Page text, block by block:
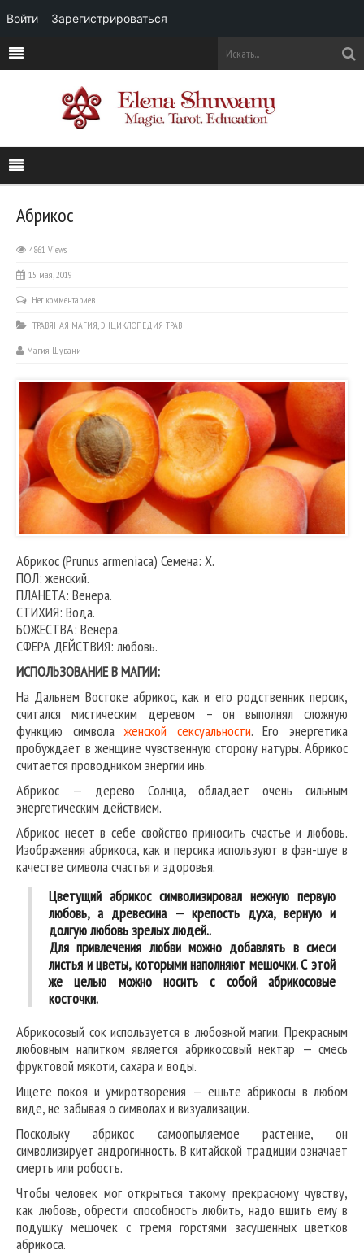
Абрикос
4861 Views
15 мая, 2019
Нет комментариев
ТРАВЯНАЯ МАГИЯ,ЭНЦИКЛОПЕДИЯ ТРАВ
Магия Шувани
Абрикос (Prunus armeniaca) Семена: X.
ПОЛ: женский.
ПЛАНЕТА: Венера.
СТИХИЯ: Вода.
БОЖЕСТВА: Венера.
СФЕРА ДЕЙСТВИЯ: любовь.
ИСПОЛЬЗОВАНИЕ В МАГИИ:
На Дальнем Востоке абрикос, как и его родственник персик,
считался мистическим деревом – он выполнял сложную
функцию символаженской сексуальности. Его энергетика
пробуждает в женщине чувственную сторону натуры. Абрикос
считается проводником энергии инь.
Абрикос — дерево Солнца, обладает очень сильным
энергетическим действием.
Абрикос несет в себе свойство приносить счастье и любовь.
Изображения абрикоса, как и персика используют в фэн-шуе в
качестве символа счастья и здоровья.
Цветущий абрикос символизировал нежную первую
любовь, а древесина — крепость духа, верную и
долгую любовь зрелых людей..
Для привлечения любви можно добавлять в смеси
листья и цветы, которыми наполняют мешочки. С этой
же целью можно носить с собой абрикосовые
косточки.
Абрикосовый сок используется в любовной магии. Прекрасным
любовным напитком является абрикосовый нектар — смесь
фруктовой мякоти, сахара и воды.
Ищете покоя и умиротворения — ешьте абрикосы в любом
виде, не забывая о символах и визуализации.
Поскольку абрикос самоопыляемое растение, он
символизирует андрогинность. В китайской традиции означает
смерть или робость.
Чтобы человек мог открыться такому прекрасному чувству,
как любовь, обрести способность любить, надо вшить ему в
подушку мешочек с тремя горстями засушенных цветков
абрикоса.
Войти Зарегистрироваться